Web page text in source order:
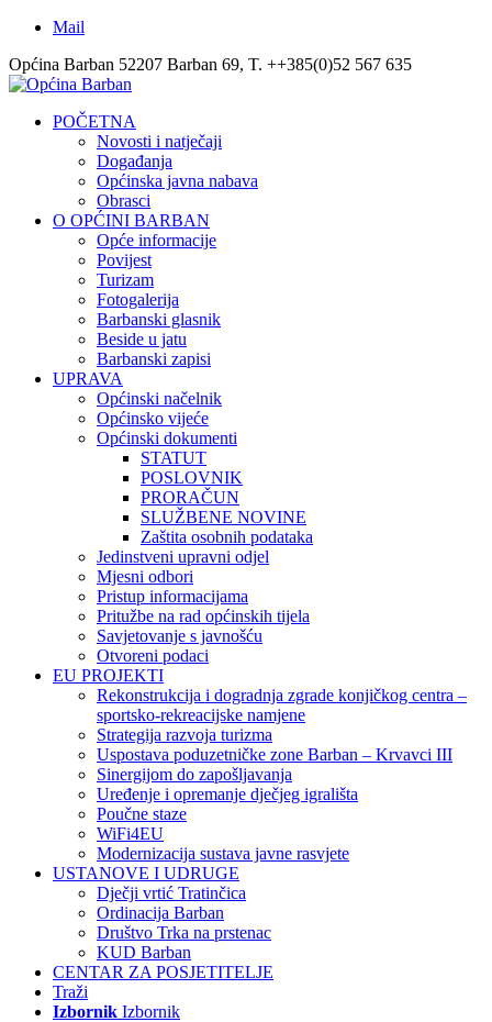
Mail
Općina Barban 52207 Barban 69, T. ++385(0)52 567 635
POČETNA
Novosti i natječaji
Događanja
Općinska javna nabava
Obrasci
O OPĆINI BARBAN
Opće informacije
Povijest
Turizam
Fotogalerija
Barbanski glasnik
Beside u jatu
Barbanski zapisi
UPRAVA
Općinski načelnik
Općinsko vijeće
Općinski dokumenti
STATUT
POSLOVNIK
PRORAČUN
SLUŽBENE NOVINE
Zaštita osobnih podataka
Jedinstveni upravni odjel
Mjesni odbori
Pristup informacijama
Pritužbe na rad općinskih tijela
Savjetovanje s javnošću
Otvoreni podaci
EU PROJEKTI
Rekonstrukcija i dogradnja zgrade konjičkog centra –
sportsko-rekreacijske namjene
Strategija razvoja turizma
Uspostava poduzetničke zone Barban – Krvavci III
Sinergijom do zapošljavanja
Uređenje i opremanje dječjeg igrališta
Poučne staze
WiFi4EU
Modernizacija sustava javne rasvjete
USTANOVE I UDRUGE
Dječji vrtić Tratinčica
Ordinacija Barban
Društvo Trka na prstenac
KUD Barban
CENTAR ZA POSJETITELJE
Traži
Izbornik Izbornik